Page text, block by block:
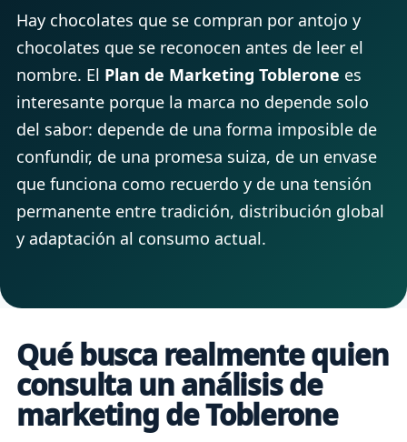
Hay chocolates que se compran por antojo y
chocolates que se reconocen antes de leer el
nombre. El Plan de Marketing Toblerone es
interesante porque la marca no depende solo
del sabor: depende de una forma imposible de
confundir, de una promesa suiza, de un envase
que funciona como recuerdo y de una tensión
permanente entre tradición, distribución global
y adaptación al consumo actual.
Qué busca realmente quien
consulta un análisis de
marketing de Toblerone